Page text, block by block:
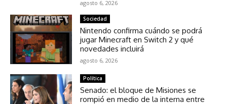
agosto 6, 2026
Sociedad
Nintendo confirma cuándo se podrá
jugar Minecraft en Switch 2 y qué
novedades incluirá
agosto 6, 2026
Política
Senado: el bloque de Misiones se
rompió en medio de la interna entre